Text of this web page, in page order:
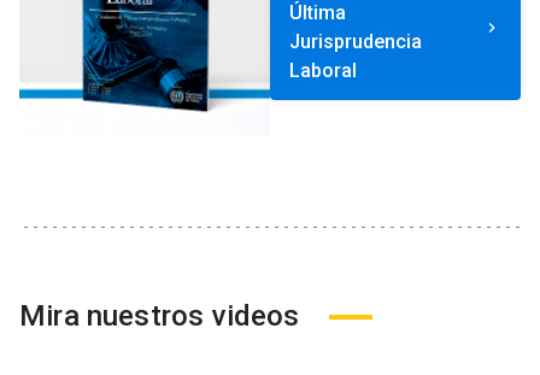
Última
Jurisprudencia
Laboral
keyboard_arrow_right
Mira nuestros videos